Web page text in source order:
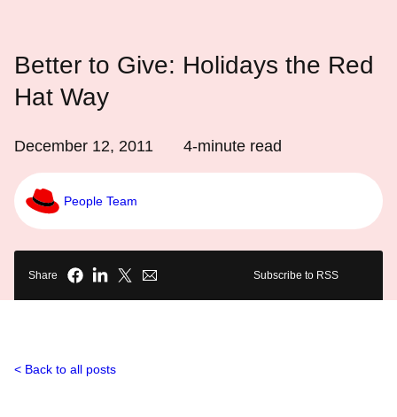
Better to Give: Holidays the Red
Hat Way
December 12, 2011 4-minute read
People Team
Share Subscribe to RSS
Back to all posts